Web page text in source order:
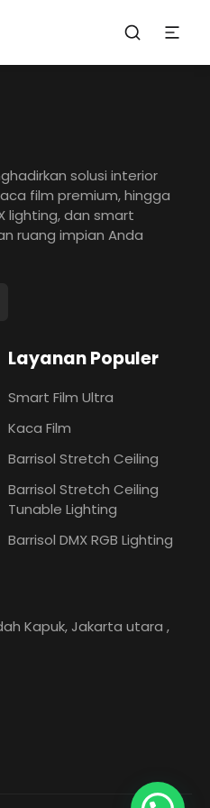
Stretch
solusi interior
film premium, hingga
lighting, dan smart
ruang impian Anda
Layanan Populer
Smart Film Ultra
Kaca Film
Barrisol Stretch Ceiling
Barrisol Stretch Ceiling
Tunable Lighting
Barrisol DMX RGB Lighting
Kapuk, Jakarta utara ,